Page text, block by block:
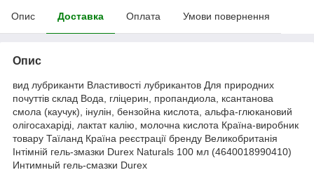
Опис Доставка Оплата Умови повернення
Опис
вид лубриканти Властивості лубрикантов Для природних
почуттів склад Вода, гліцерин, пропандиола, ксантанова
смола (каучук), інулін, бензойна кислота, альфа-глюкановий
олігосахаріді, лактат калію, молочна кислота Країна-виробник
товару Таїланд Країна реєстрації бренду Великобританія
Інтімній гель-змазки Durex Naturals 100 мл (4640018990410)
Интимный гель-смазки Durex